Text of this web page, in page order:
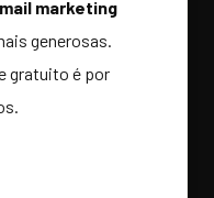
marketing
generosas.
gratuito é por